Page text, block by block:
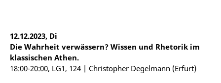
12.12.2023, Di
Die Wahrheit verwässern? Wissen und Rhetorik im
klassischen Athen.
18:00-20:00, LG1, 124 | Christopher Degelmann (Erfurt)